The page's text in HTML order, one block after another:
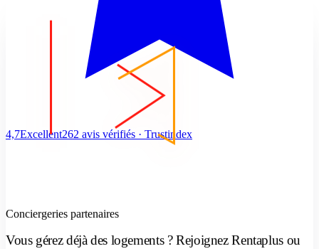
4,7Excellent262 avis vérifiés · Trustindex
Conciergeries partenaires
Vous gérez déjà des logements ? Rejoignez Rentaplus ou